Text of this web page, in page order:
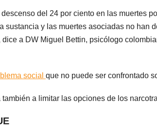
del 24 por ciento en las muertes
sustancia y las muertes asociadas no han
dice a DW Miguel Bettin, psicólogo
social que no puede ser confrontado
a limitar las opciones de los